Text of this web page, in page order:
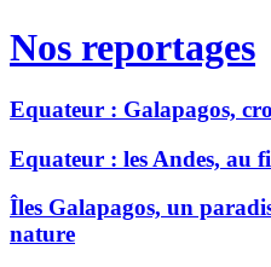
Nos reportages
Equateur : Galapagos,
Equateur : les Andes, au
Îles Galapagos, un
nature